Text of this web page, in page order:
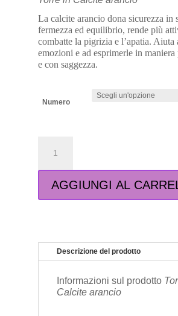
14,00 €.
La calcite arancio dona sicurezza in
fermezza ed equilibrio, rende più
combatte la pigrizia e l’apatia. Aiuta
emozioni e ad esprimerle in
e con saggezza.
Numero
quantitàAGGIUNGI AL
Descrizione del prodotto
Informazioni sul prodotto
Calcite arancio